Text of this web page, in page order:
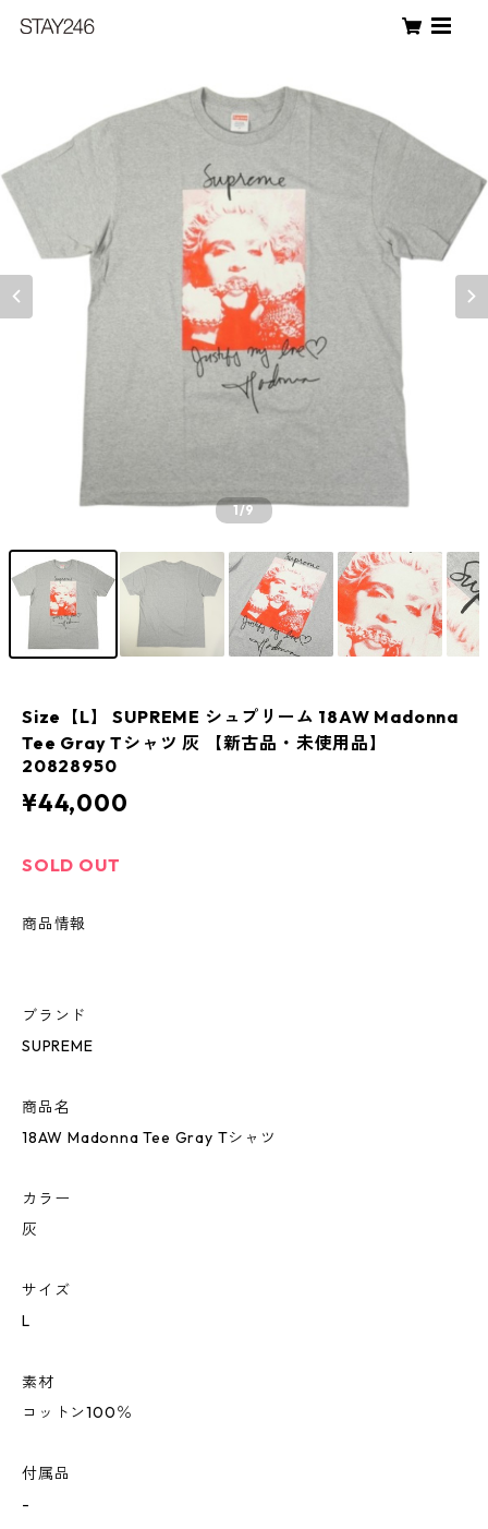
1/9
Size【L】 SUPREME シュプリーム 18AW Madonna
Tee Gray Tシャツ 灰 【新古品・未使用品】
20828950
¥44,000
SOLD OUT
商品情報
ブランド
SUPREME
商品名
18AW Madonna Tee Gray Tシャツ
カラー
灰
サイズ
L
素材
コットン100％
付属品
-